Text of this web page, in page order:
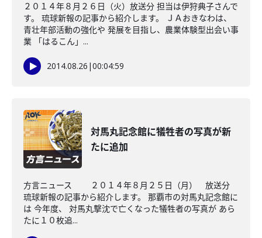
２０１４年８月２６日（火）放送分 担当は伊狩典子さんで
す。 琉球新報の記事から紹介します。 ＪＡおきなわは、
青壮年部活動の強化や 発展を目指し、農業体験型出会い事
業 「はるこん」...
2014.08.26 |00:04:59
対馬丸記念館に犠牲者の写真が新
たに追加
方言ニュース ２０１４年８月２５日（月） 放送分
琉球新報の記事から紹介します。 那覇市の対馬丸記念館に
は 今年度、 対馬丸撃沈で亡くなった犠牲者の写真が あら
たに１０枚追...